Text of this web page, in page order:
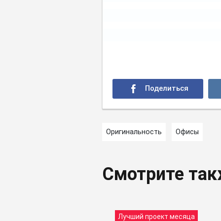
Оригинальность Офисы
Смотрите
Лучший проект месяца